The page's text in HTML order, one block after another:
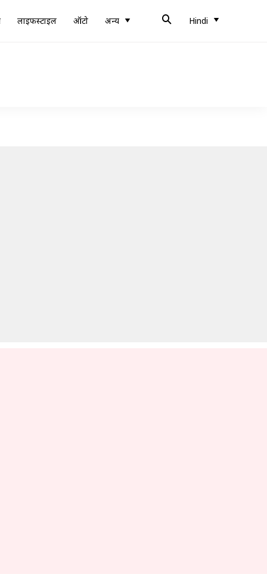
लाइफस्टाइल ऑटो अन्य Hindi